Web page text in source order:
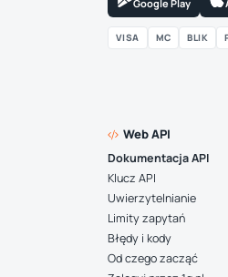
Google Play
VISA MC BLIK
Web API
Dokumentacja API
Klucz API
Uwierzytelnianie
Limity zapytań
Błędy i kody
Od czego zacząć